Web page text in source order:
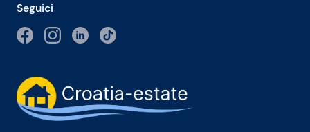
Seguici